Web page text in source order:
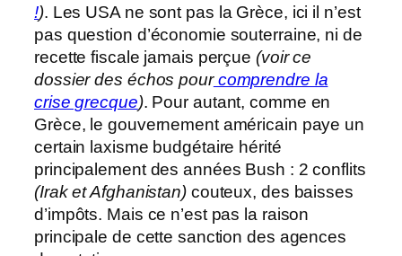
!). Les USA ne sont pas la Grèce, ici il n’est
pas question d’économie souterraine, ni de
recette fiscale jamais perçue (voir ce
dossier des échos pourcomprendre la
crise grecque). Pour autant, comme en
Grèce, le gouvernement américain paye un
certain laxisme budgétaire hérité
principalement des années Bush : 2 conflits
(Irak et Afghanistan)couteux, des baisses
d’impôts. Mais ce n’est pas la raison
principale de cette sanction des agences